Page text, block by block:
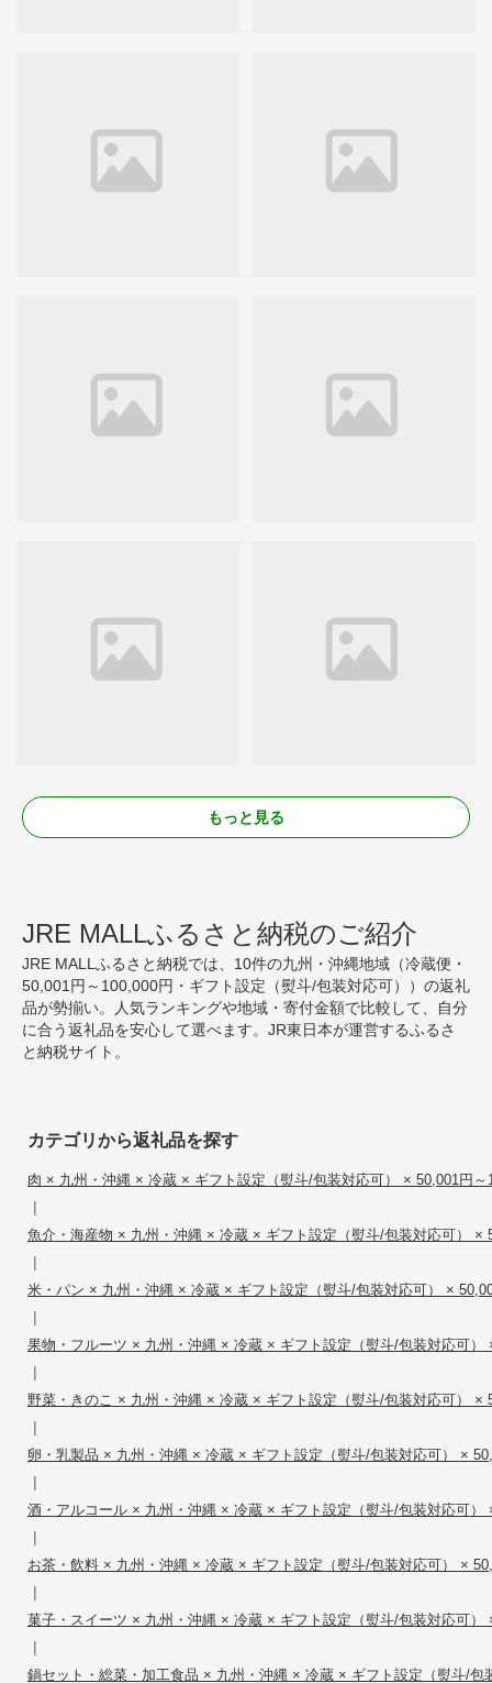
もっと見る
JRE MALLふるさと納税のご紹介
JRE MALLふるさと納税では、10件の九州・沖縄地域（冷蔵便・
50,001円～100,000円・ギフト設定（熨斗/包装対応可））の返礼
品が勢揃い。人気ランキングや地域・寄付金額で比較して、自分
に合う返礼品を安心して選べます。JR東日本が運営するふるさ
と納税サイト。
カテゴリから返礼品を探す
肉 × 九州・沖縄 × 冷蔵 × ギフト設定（熨斗/包装対応可） × 50,001円～
|
魚介・海産物 × 九州・沖縄 × 冷蔵 × ギフト設定（熨斗/包装対応可） ×
|
米・パン × 九州・沖縄 × 冷蔵 × ギフト設定（熨斗/包装対応可） ×
|
果物・フルーツ × 九州・沖縄 × 冷蔵 × ギフト設定（熨斗/包装対応可）
|
野菜・きのこ × 九州・沖縄 × 冷蔵 × ギフト設定（熨斗/包装対応可） ×
|
卵・乳製品 × 九州・沖縄 × 冷蔵 × ギフト設定（熨斗/包装対応可） ×
|
酒・アルコール × 九州・沖縄 × 冷蔵 × ギフト設定（熨斗/包装対応可）
|
お茶・飲料 × 九州・沖縄 × 冷蔵 × ギフト設定（熨斗/包装対応可） ×
|
菓子・スイーツ × 九州・沖縄 × 冷蔵 × ギフト設定（熨斗/包装対応可）
|
鍋セット・総菜・加工食品 × 九州・沖縄 × 冷蔵 × ギフト設定（熨斗/包